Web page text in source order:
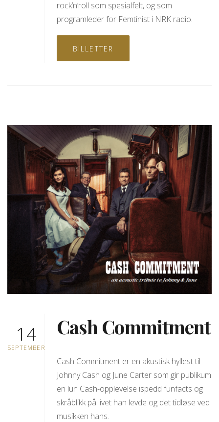
rock’n’roll som spesialfelt, og som
programleder for Femtinist i NRK radio.
BILLETTER
14
SEPTEMBER
Cash Commitment
Cash Commitment er en akustisk hyllest til
Johnny Cash og June Carter som gir publikum
en lun Cash-opplevelse ispedd funfacts og
skråblikk på livet han levde og det tidløse ved
musikken hans.